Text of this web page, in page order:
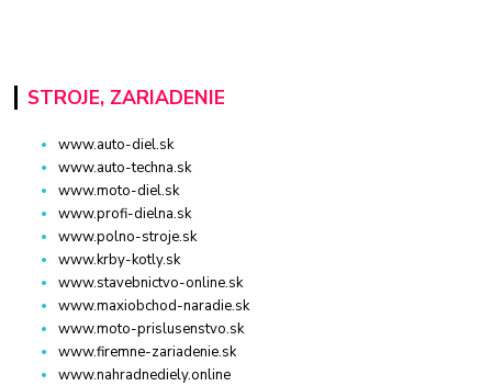
STROJE, ZARIADENIE
www.auto-diel.sk
www.auto-techna.sk
www.moto-diel.sk
www.profi-dielna.sk
www.polno-stroje.sk
www.krby-kotly.sk
www.stavebnictvo-online.sk
www.maxiobchod-naradie.sk
www.moto-prislusenstvo.sk
www.firemne-zariadenie.sk
www.nahradnediely.online